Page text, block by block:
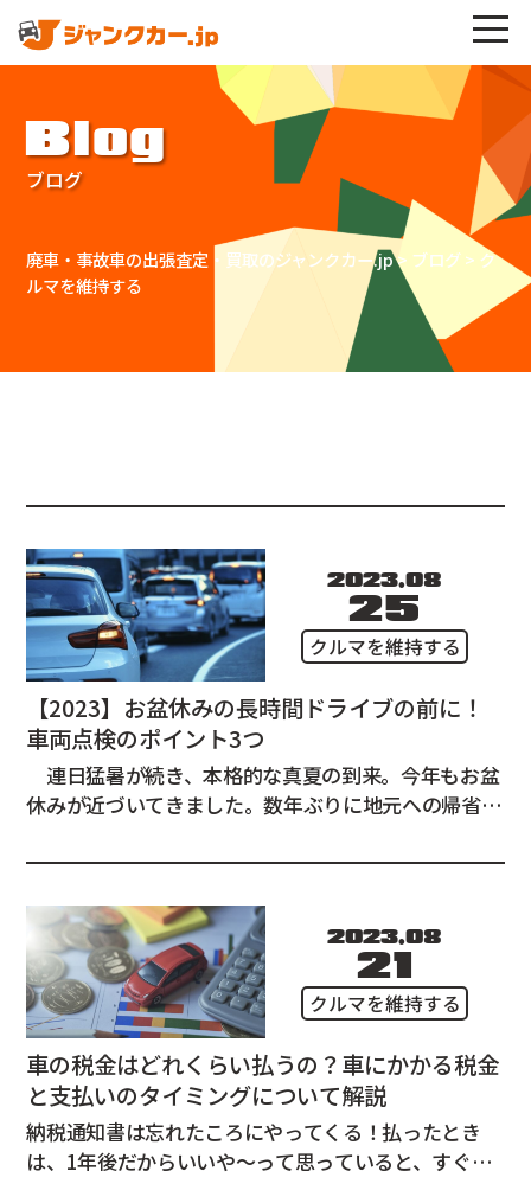
Blog
ブログ
廃車・事故車の出張査定・買取のジャンクカー.jp> ブログ> ク
ルマを維持する
2023.08
25
クルマを維持する
【2023】お盆休みの長時間ドライブの前に！
車両点検のポイント3つ
連日猛暑が続き、本格的な真夏の到来。今年もお盆
休みが近づいてきました。数年ぶりに地元への帰省を
コロナの影響で、旅行や外出を控えていたので、長時
せんね。久々の長時間ドライブ、車が故障して楽しい
思い出が台...
2023.08
21
クルマを維持する
車の税金はどれくらい払うの？車にかかる税金
と支払いのタイミングについて解説
納税通知書は忘れたころにやってくる！払ったとき
は、1年後だからいいや～って思っていると、すぐに